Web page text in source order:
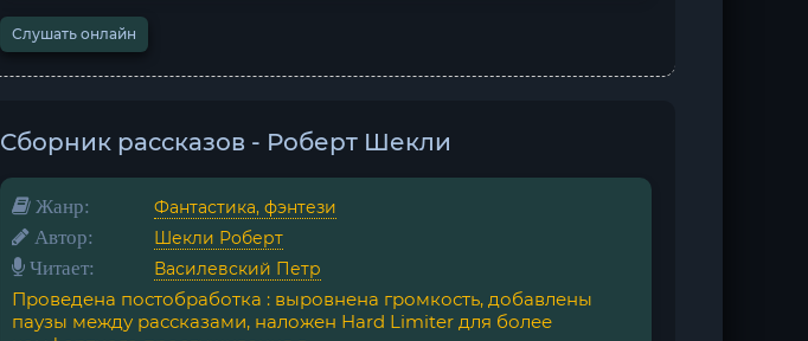
Слушать онлайн
Сборник рассказов - Роберт Шекли
Жанр: Фантастика, фэнтези
Автор: Шекли Роберт
Читает: Василевский Петр
Проведена постобработка : выровнена громкость, добавлены
паузы между рассказами, наложен Hard Limiter для более